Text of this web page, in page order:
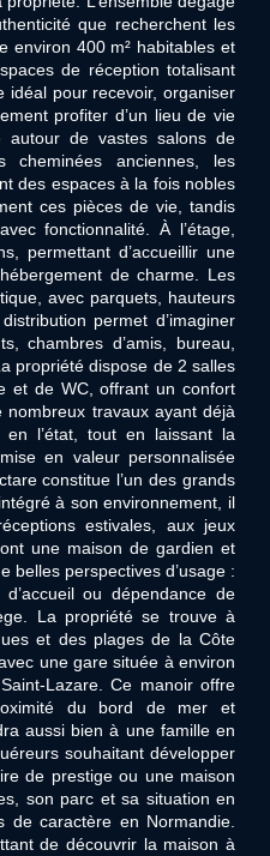
que recherchent les
environ 400 m² habitables et
de réception totalisant
idéal pour recevoir, organiser
profiter d’un lieu de vie
autour de vastes salons de
cheminées anciennes, les
des espaces à la fois nobles
ces pièces de vie, tandis
fonctionnalité. À l’étage,
permettant d’accueillir une
de charme. Les
avec parquets, hauteurs
permet d’imaginer
chambres d’amis, bureau,
propriété dispose de 2 salles
et de WC, offrant un confort
travaux ayant déjà
l’état, tout en laissant la
en valeur personnalisée
constitue l’un des grands
à son environnement, il
estivales, aux jeux
une maison de gardien et
belles perspectives d’usage :
ou dépendance de
La propriété se trouve à
et des plages de la Côte
une gare située à environ
Lazare. Ce manoir offre
du bord de mer et
aussi bien à une famille en
souhaitant développer
de prestige ou une maison
son parc et sa situation en
caractère en Normandie.
de découvrir la maison à